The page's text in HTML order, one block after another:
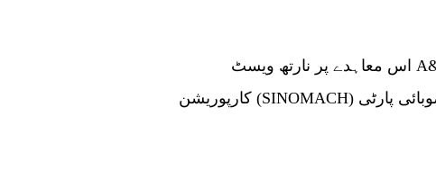
اس معاہدے پر نارتھ ویسٹ A&F یونیورسٹی، چائنا نیشنل مشینری انڈسٹری
کارپوریشن (SINOMACH) اور دفتر خارجہ امور کمیشن، شانسی کی صوبائی پارٹی